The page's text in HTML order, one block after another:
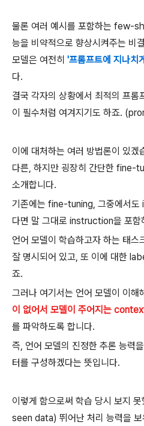
물론 여러 예시를 포함하는 few-
능을 비약적으로 향상시켜주는 비
모델은 여전히 '프롬프트에 지나치
다.
결국 각자의 상황에서 최적의 프롬
이 필수처럼 여겨지기도 하죠.
이에 대처하는 여러 방법론이 있
다른, 하지만 굉장히 간단한 fine-
소개합니다.
기존에는 fine-tuning, 그중에서
다면 말 그대로 instruction을 포함
언어 모델이 학습하고자 하는 태
잘 명시되어 있고, 또 이에 대한
죠.
그러나 여기서는 언어 모델이 이해
이 없어서 모델이 주어지는
를 파악하도록 합니다.
즉, 언어 모델의 진정한 추론 능력
터를 구성하겠다는 뜻입니다.
이렇게 함으로써 학습 당시 보지
seen data) 뛰어난 처리 능력을 보